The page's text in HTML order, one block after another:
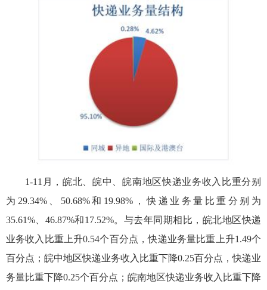
1-11月，皖北、皖中、皖南地区快递业务收入比重分别
为29.34%、50.68%和19.98%，快递业务量比重分别为
35.61%、46.87%和17.52%。与去年同期相比，皖北地区快递
业务收入比重上升0.54个百分点，快递业务量比重上升1.49个
百分点；皖中地区快递业务收入比重下降0.25百分点，快递业
务量比重下降0.25个百分点；皖南地区快递业务收入比重下降